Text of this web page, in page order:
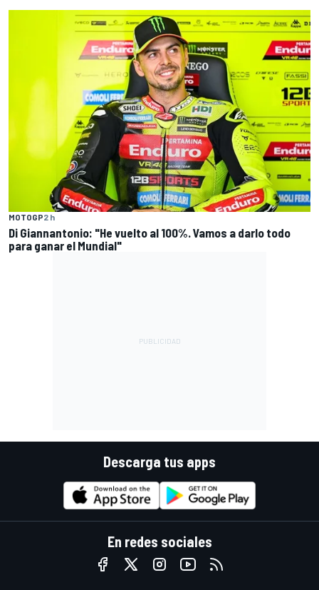
MOTOGP2 h
Di Giannantonio: "He vuelto al 100%. Vamos a darlo todo
para ganar el Mundial"
Descarga tus apps
En redes sociales